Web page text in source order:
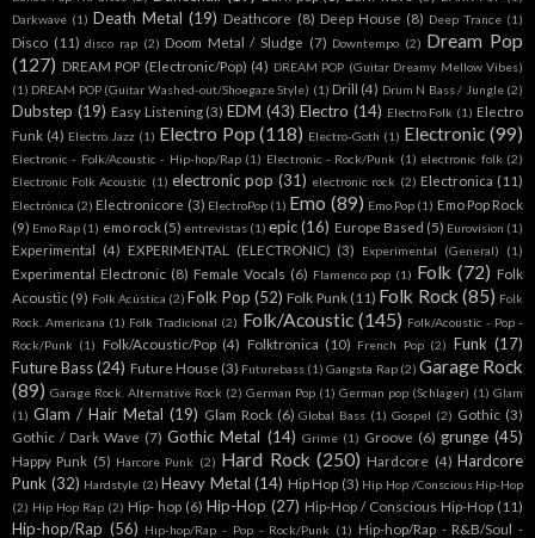
Darkwave (1) Death Metal (19) Deathcore (8) Deep House (8) Deep Trance (1)
Disco (11) disco rap (2) Doom Metal / Sludge (7) Downtempo (2) Dream Pop
(127) DREAM POP (Electronic/Pop) (4) DREAM POP (Guitar Dreamy Mellow Vibes)
(1) DREAM POP (Guitar Washed-out/Shoegaze Style) (1) Drill (4) Drum N Bass / Jungle (2)
Dubstep (19) Easy Listening (3) EDM (43) Electro (14) Electro Folk (1) Electro
Funk (4) Electro Jazz (1) Electro Pop (118) Electro-Goth (1) Electronic (99)
Electronic - Folk/Acoustic - Hip-hop/Rap (1) Electronic - Rock/Punk (1) electronic folk (2)
Electronic Folk Acoustic (1) electronic pop (31) electronic rock (2) Electronica (11)
Electrónica (2) Electronicore (3) ElectroPop (1) Emo (89) Emo Pop (1) Emo Pop Rock
(9) Emo Rap (1) emo rock (5) entrevistas (1) epic (16) Europe Based (5) Eurovision (1)
Experimental (4) EXPERIMENTAL (ELECTRONIC) (3) Experimental (General) (1)
Experimental Electronic (8) Female Vocals (6) Flamenco pop (1) Folk (72) Folk
Acoustic (9) Folk Acústica (2) Folk Pop (52) Folk Punk (11) Folk Rock (85) Folk
Rock. Americana (1) Folk Tradicional (2) Folk/Acoustic (145) Folk/Acoustic - Pop -
Rock/Punk (1) Folk/Acoustic/Pop (4) Folktronica (10) French Pop (2) Funk (17)
Future Bass (24) Future House (3) Futurebass (1) Gangsta Rap (2) Garage Rock
(89) Garage Rock. Alternative Rock (2) German Pop (1) German pop (Schlager) (1) Glam
(1) Glam / Hair Metal (19) Glam Rock (6) Global Bass (1) Gospel (2) Gothic (3)
Gothic / Dark Wave (7) Gothic Metal (14) Grime (1) Groove (6) grunge (45)
Happy Punk (5) Harcore Punk (2) Hard Rock (250) Hardcore (4) Hardcore
Punk (32) Hardstyle (2) Heavy Metal (14) Hip Hop (3) Hip Hop /Conscious Hip-Hop
(2) Hip Hop Rap (2) Hip- hop (6) Hip-Hop (27) Hip-Hop / Conscious Hip-Hop (11)
Hip-hop/Rap (56) Hip-hop/Rap - Pop - Rock/Punk (1) Hip-hop/Rap - R&B/Soul -